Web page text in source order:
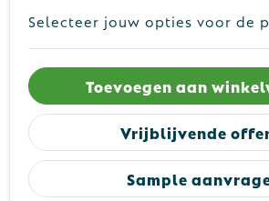
Selecteer jouw opties voor de
Toevoegen aan
Vrijblijvende
Sample